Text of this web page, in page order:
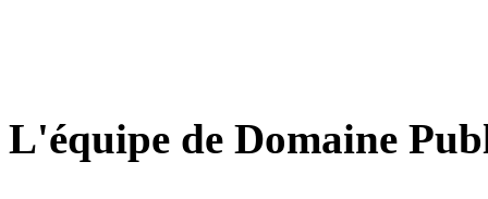
L'équipe de Domaine